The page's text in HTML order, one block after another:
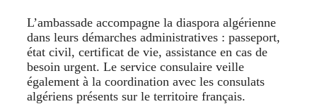
L’ambassade accompagne la diaspora algérienne
dans leurs démarches administratives : passeport,
état civil, certificat de vie, assistance en cas de
besoin urgent. Le service consulaire veille
également à la coordination avec les consulats
algériens présents sur le territoire français.